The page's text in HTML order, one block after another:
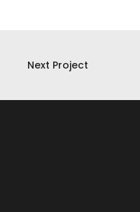
Next Project